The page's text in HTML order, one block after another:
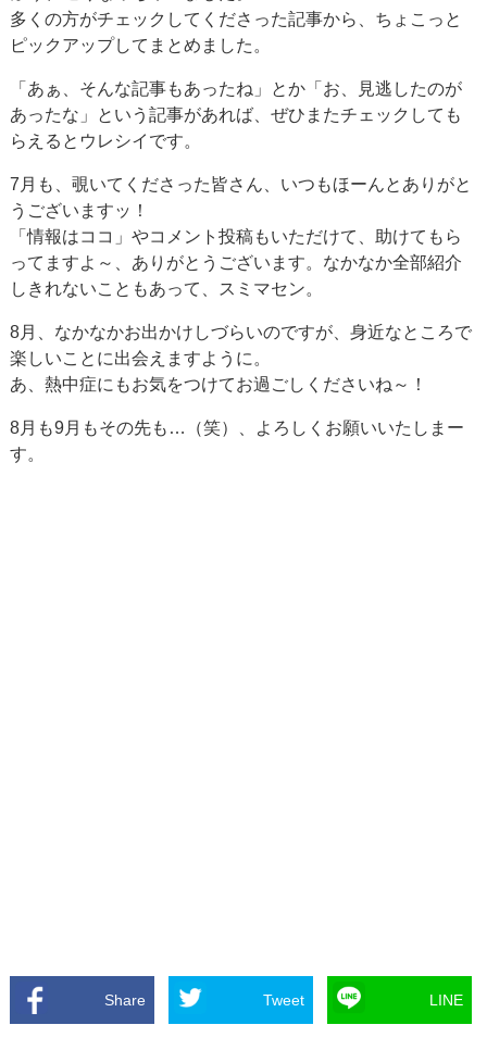
多くの方がチェックしてくださった記事から、ちょこっと
ピックアップしてまとめました。
「あぁ、そんな記事もあったね」とか「お、見逃したのが
あったな」という記事があれば、ぜひまたチェックしても
らえるとウレシイです。
7月も、覗いてくださった皆さん、いつもほーんとありがと
うございますッ！
「情報はココ」やコメント投稿もいただけて、助けてもら
ってますよ～、ありがとうございます。なかなか全部紹介
しきれないこともあって、スミマセン。
8月、なかなかお出かけしづらいのですが、身近なところで
楽しいことに出会えますように。
あ、熱中症にもお気をつけてお過ごしくださいね～！
8月も9月もその先も…（笑）、よろしくお願いいたしまー
す。
Share Tweet LINE